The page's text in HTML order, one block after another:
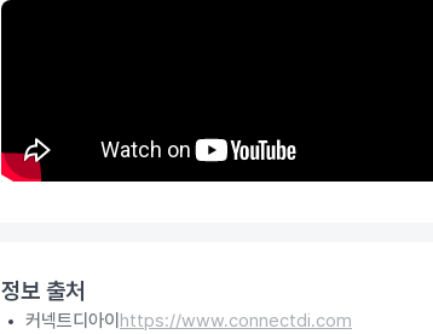
정보 출처
커넥트디아이 https://www.connectdi.com